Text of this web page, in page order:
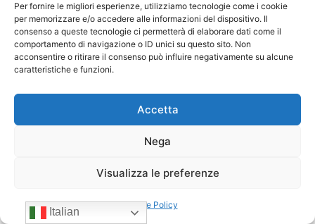
Per fornire le migliori esperienze, utilizziamo tecnologie come i cookie
per memorizzare e/o accedere alle informazioni del dispositivo. Il
consenso a queste tecnologie ci permetterà di elaborare dati come il
comportamento di navigazione o ID unici su questo sito. Non
acconsentire o ritirare il consenso può influire negativamente su alcune
caratteristiche e funzioni.
Accetta
Nega
Visualizza le preferenze
Cookie Policy
Bergamo TV: “I gestori H24 non
sono il problema”
09/07/2026
Italian